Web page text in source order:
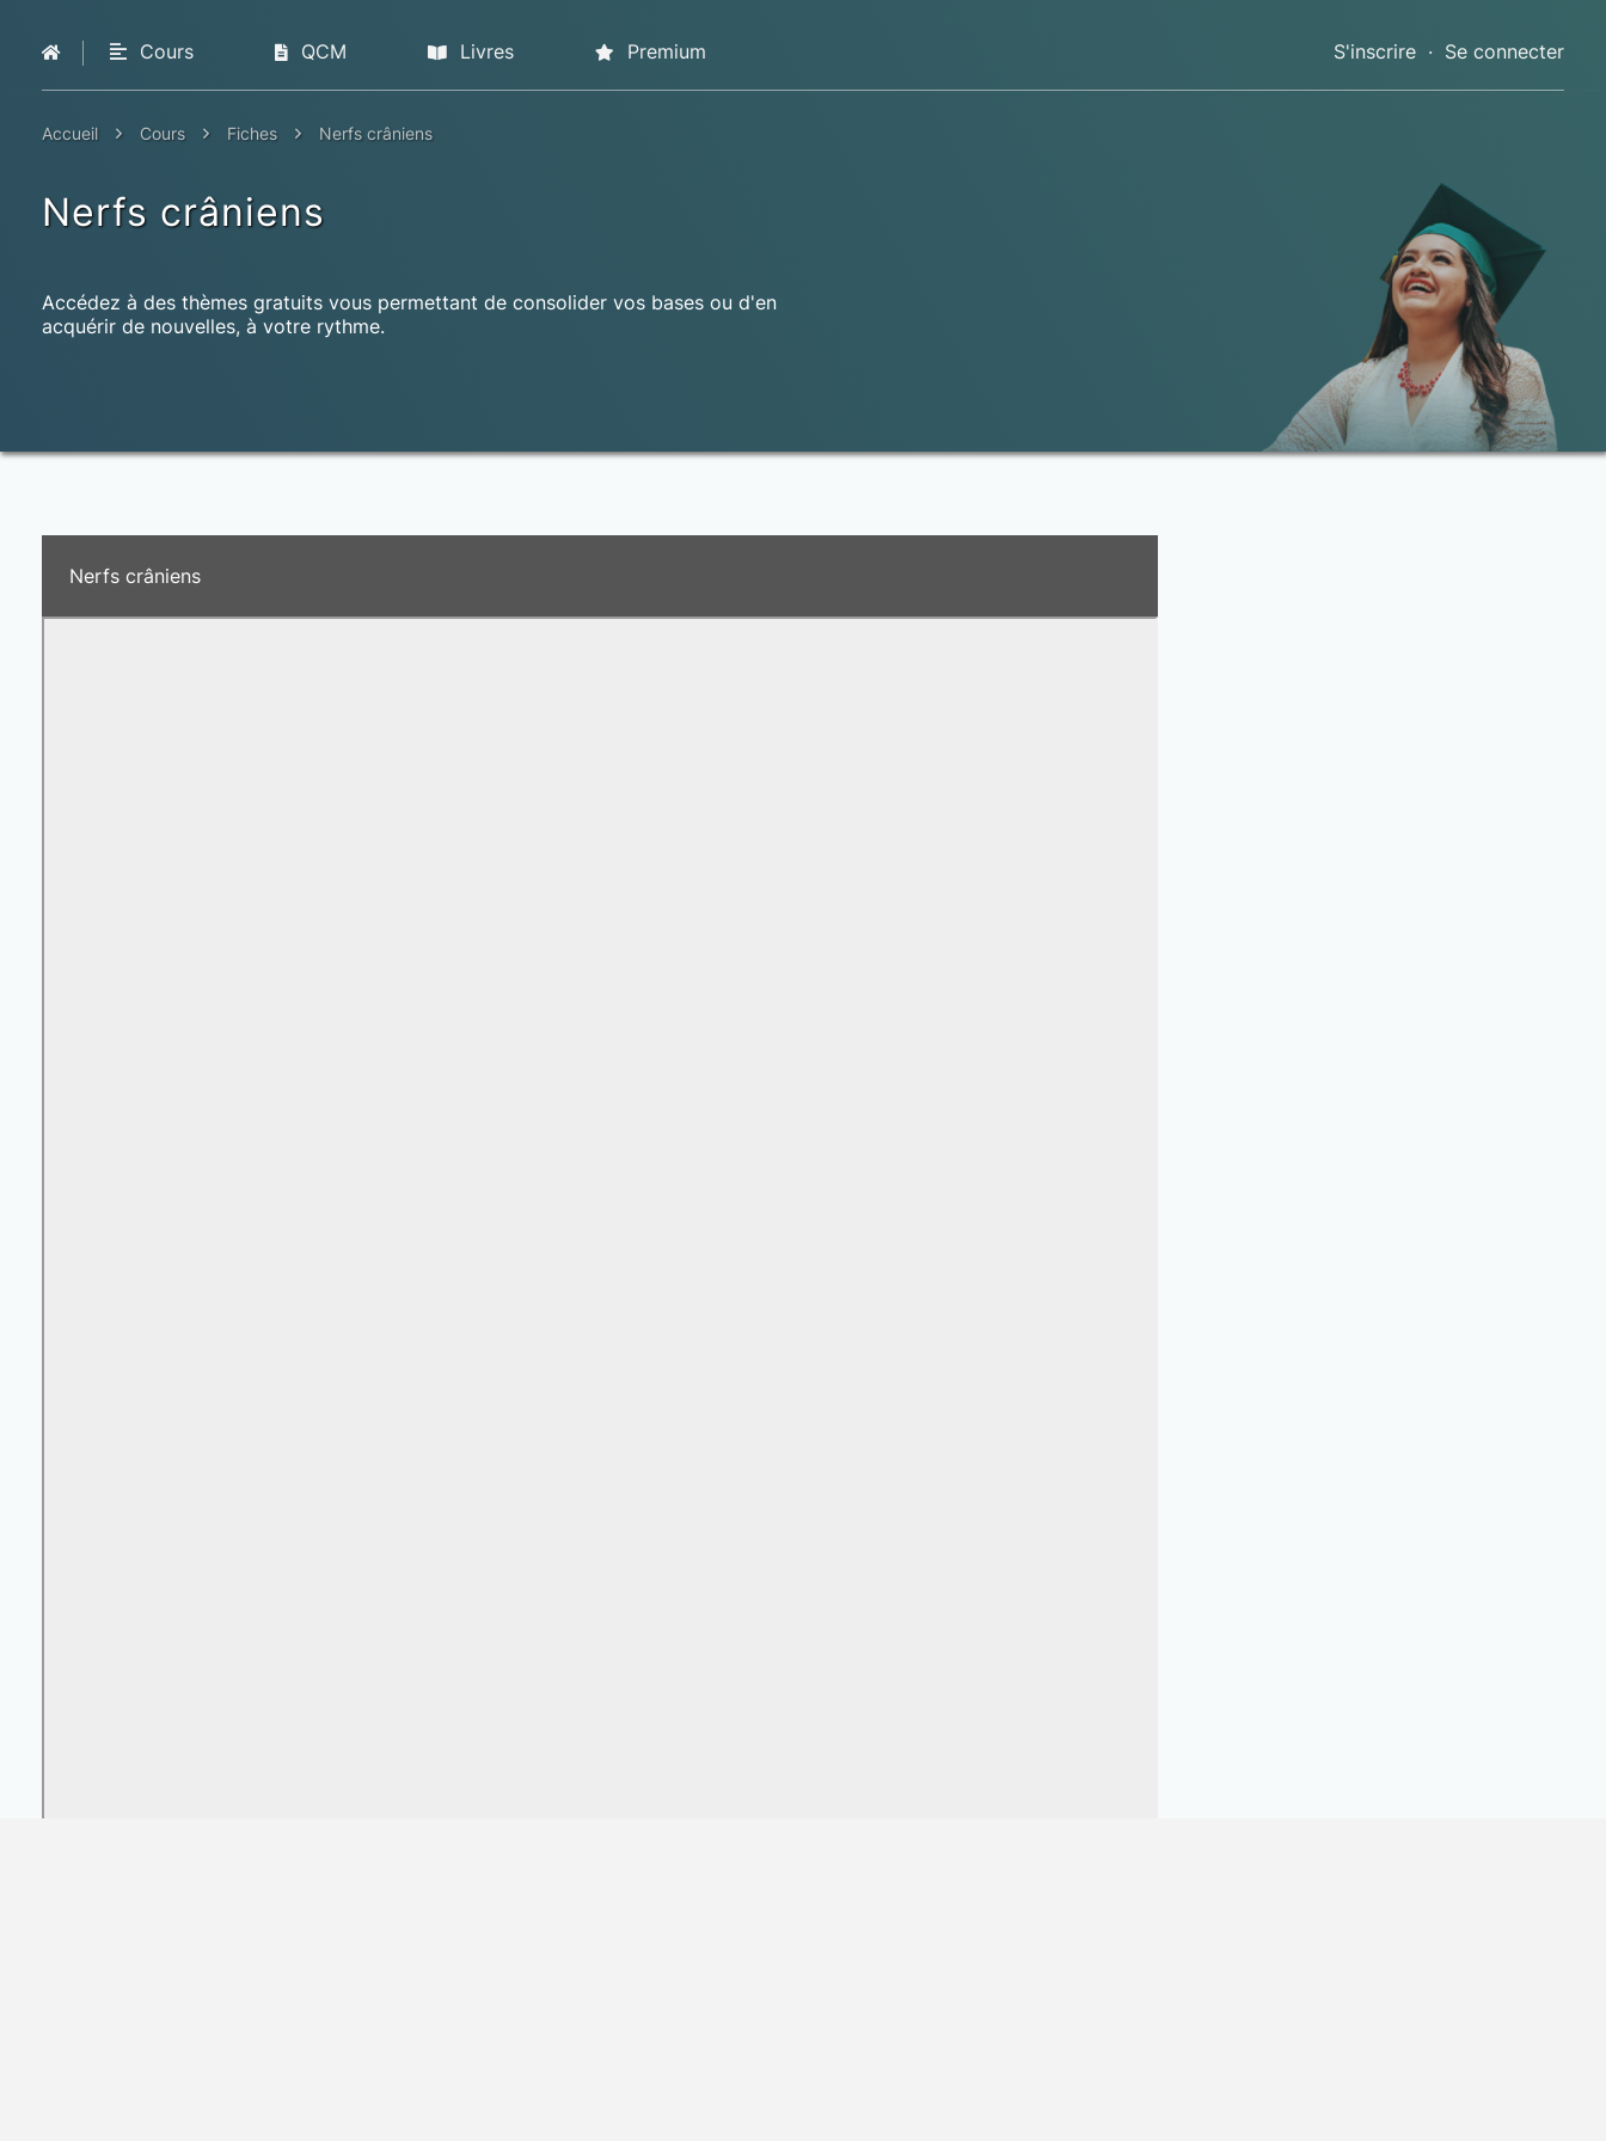
Cours QCM Livres Premium S'inscrire · Se connecter
Accueil Cours Fiches Nerfs crâniens
Nerfs crâniens
Accédez à des thèmes gratuits vous permettant de consolider vos bases ou d'en
acquérir de nouvelles, à votre rythme.
Nerfs crâniens